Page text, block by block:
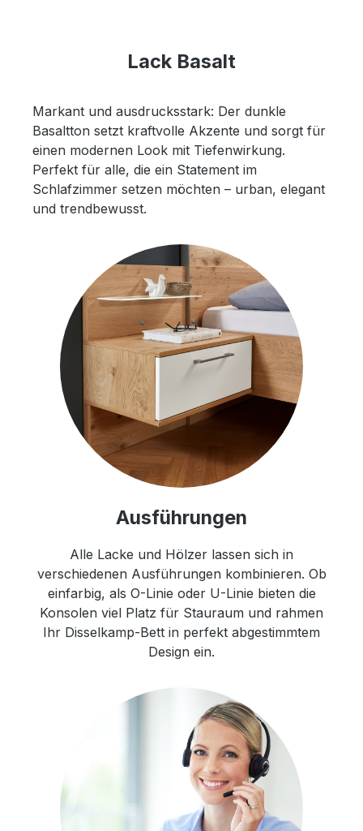
Lack Basalt
Markant und ausdrucksstark: Der dunkle
Basaltton setzt kraftvolle Akzente und sorgt für
einen modernen Look mit Tiefenwirkung.
Perfekt für alle, die ein Statement im
Schlafzimmer setzen möchten – urban, elegant
und trendbewusst.
Ausführungen
Alle Lacke und Hölzer lassen sich in
verschiedenen Ausführungen kombinieren. Ob
einfarbig, als O-Linie oder U-Linie bieten die
Konsolen viel Platz für Stauraum und rahmen
Ihr Disselkamp-Bett in perfekt abgestimmtem
Design ein.